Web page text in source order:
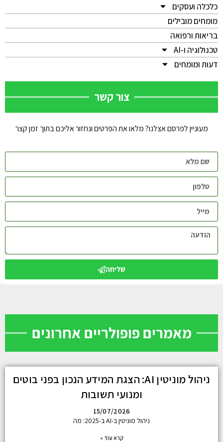
כלכלה ועסקים
מומחים מובילים
בריאות ורפואה
טכנולוגיה ו-AI
דעות ומומחים
צור קשר
מעוניין לפרסם אצלנו? מלאו את הפרטים ונחזור אליכם בתוך זמן קצר
שליחה
מאמרים פופולריים אחרונים
ניהול מוניטין AI: הצגת המידע הנכון בפני בוטים
ומנועי תשובות
15/07/2026
ניהול מוניטין ב-AI ב-2025: מה
קרא עוד »